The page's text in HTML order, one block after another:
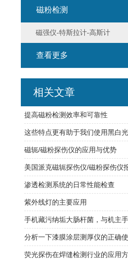
磁粉检测
磁强仪-特斯拉计-高斯计
查看更多
相关文章
提高磁粉检测效率和可靠性
这些特点更有助于我们使用黑白
磁轭/磁粉探伤仪的应用与优势
美国派克磁轭探伤仪/磁粉探伤仪
渗透检测系统的日常性能检查
紫外线灯的主要应用
分析一下漆膜涂层测厚仪的正确
荧光探伤在焊缝检测行业的应用